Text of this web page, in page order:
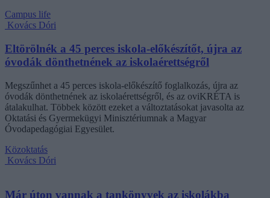
Campus life
Kovács Dóri
Eltörölnék a 45 perces iskola-előkészítőt, újra az
óvodák dönthetnének az iskolaérettségről
Megszűnhet a 45 perces iskola-előkészítő foglalkozás, újra az
óvodák dönthetnének az iskolaérettségről, és az oviKRÉTA is
átalakulhat. Többek között ezeket a változtatásokat javasolta az
Oktatási és Gyermekügyi Minisztériumnak a Magyar
Óvodapedagógiai Egyesület.
Közoktatás
Kovács Dóri
Már úton vannak a tankönyvek az iskolákba